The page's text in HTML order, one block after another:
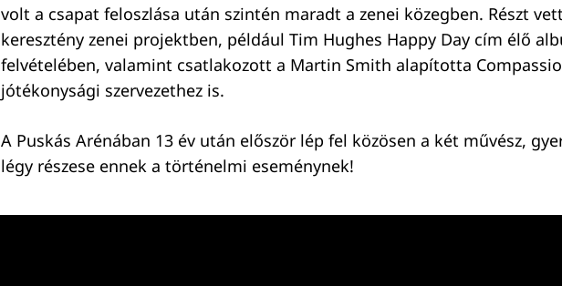
volt a csapat feloszlása után szintén maradt a zenei közegben. Részt
keresztény zenei projektben, például Tim Hughes Happy Day cím élő
felvételében, valamint csatlakozott a Martin Smith alapította
jótékonysági szervezethez is.
A Puskás Arénában 13 év után először lép fel közösen a két művész,
légy részese ennek a történelmi eseménynek!